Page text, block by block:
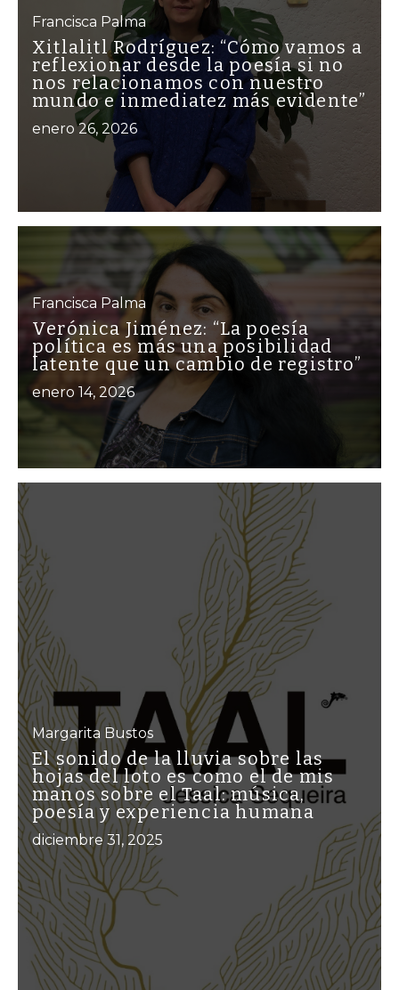
Francisca Palma
Xitlalitl Rodríguez: “Cómo vamos a
reflexionar desde la poesía si no
nos relacionamos con nuestro
mundo e inmediatez más evidente”
enero 26, 2026
Francisca Palma
Verónica Jiménez: “La poesía
política es más una posibilidad
latente que un cambio de registro”
enero 14, 2026
Margarita Bustos
El sonido de la lluvia sobre las
hojas del loto es como el de mis
manos sobre el Taal: música,
poesía y experiencia humana
diciembre 31, 2025